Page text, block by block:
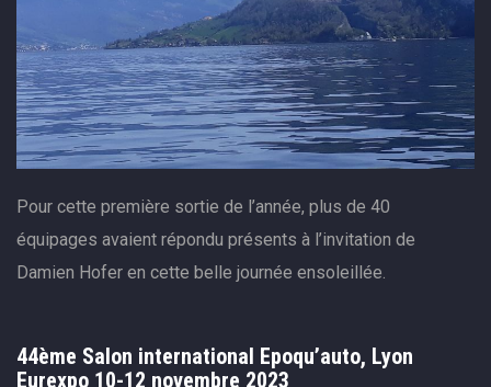
Pour cette première sortie de l’année, plus de 40
équipages avaient répondu présents à l’invitation de
Damien Hofer en cette belle journée ensoleillée.
44ème Salon international Epoqu’auto, Lyon
Eurexpo 10-12 novembre 2023